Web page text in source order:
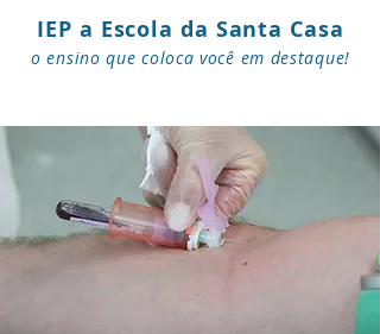
IEP a Escola da Santa Casa
o ensino que coloca você em destaque!